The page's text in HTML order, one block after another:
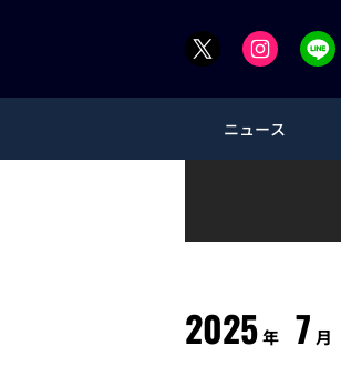
ニュース
2025年 7 月